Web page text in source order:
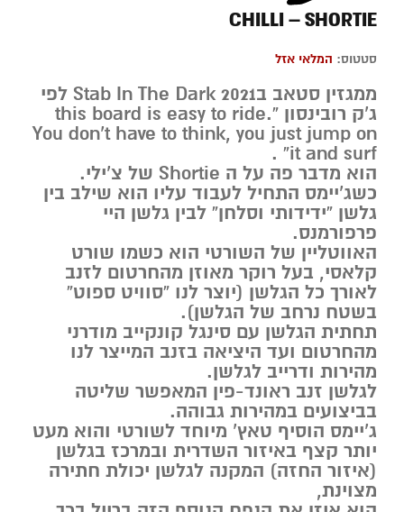
CHILLI – SHORTIE
סטטוס: המלאי אזל
ממגזין סטאב ב2021 Stab In The Dark לפי
ג’ק רובינסון “this board is easy to ride.
You don’t have to think, you just jump on
it and surf” .
הוא מדבר פה על ה Shortie של צ’ילי.
כשג’יימס התחיל לעבוד עליו הוא שילב בין
גלשן “ידידותי וסלחן” לבין גלשן היי
פרפורמנס.
האווטליין של השורטי הוא כשמו שורט
קלאסי, בעל רוקר מאוזן מהחרטום לזנב
לאורך כל הגלשן (יוצר לנו “סוויט ספוט”
בשטח נרחב של הגלשן).
תחתית הגלשן עם סינגל קונקייב מודרני
מהחרטום ועד היציאה בזנב המייצר לנו
מהירות ודרייב לגלשן.
לגלשן זנב ראונד-פין המאפשר שליטה
בביצועים במהירות גבוהה.
ג’יימס הוסיף טאץ’ מיוחד לשורטי והוא מעט
יותר קצף באיזור השדרית ובמרכז בגלשן
(איזור החזה) המקנה לגלשן יכולת חתירה
מצוינת,